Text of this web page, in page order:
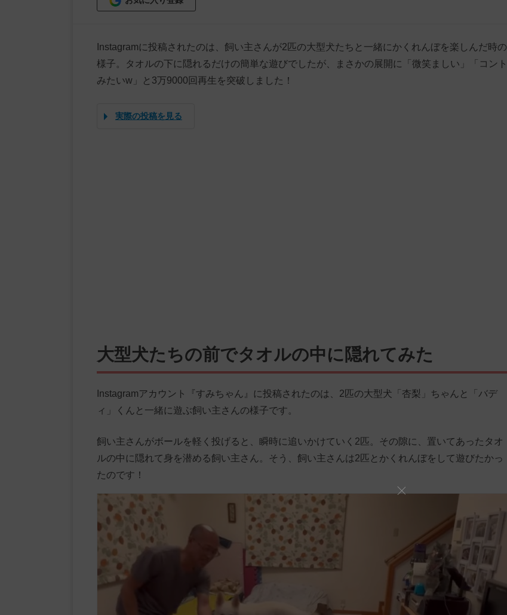
Instagramに投稿されたのは、飼い主さんが2匹の大型犬たちと一緒にかくれんぼを楽しんだ時の
様子。タオルの下に隠れるだけの簡単な遊びでしたが、まさかの展開に「微笑ましい」「コント
みたいw」と3万9000回再生を突破しました！
実際の投稿を見る
大型犬たちの前でタオルの中に隠れてみた
Instagramアカウント『すみちゃん』に投稿されたのは、2匹の大型犬「杏梨」ちゃんと「バデ
ィ」くんと一緒に遊ぶ飼い主さんの様子です。
飼い主さんがボールを軽く投げると、瞬時に追いかけていく2匹。その隙に、置いてあったタオ
ルの中に隠れて身を潜める飼い主さん。そう、飼い主さんは2匹とかくれんぼをして遊びたかっ
たのです！